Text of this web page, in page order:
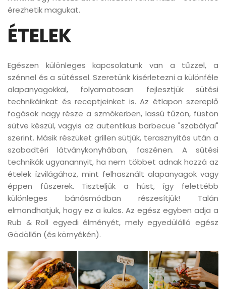
érezhetik magukat.
ÉTELEK
Egészen különleges kapcsolatunk van a tűzzel, a
szénnel és a sütéssel. Szeretünk kísérletezni a különféle
alapanyagokkal, folyamatosan fejlesztjük sütési
technikáinkat és receptjeinket is. Az étlapon szereplő
fogások nagy része a szmókerben, lassú tűzön, füstön
sütve készül, vagyis az autentikus barbecue "szabályai"
szerint. Másik részüket grillen sütjük, terasznyitás után a
szabadtéri látványkonyhában, faszénen. A sütési
technikák ugyanannyit, ha nem többet adnak hozzá az
ételek ízvilágához, mint felhasznált alapanyagok vagy
éppen fűszerek. Tiszteljük a húst, így felettébb
különleges bánásmódban részesítjük! Talán
elmondhatjuk, hogy ez a kulcs. Az egész egyben adja a
Rub & Roll egyedi élményét, mely egyedülálló egész
Gödöllőn (és környékén).